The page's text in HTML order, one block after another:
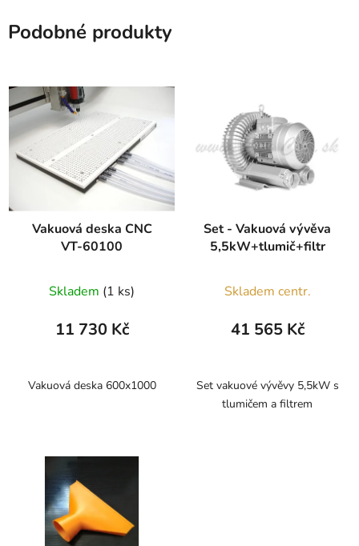
Podobné produkty
Vakuová deska CNC
VT-60100
Skladem (1 ks)
11 730 Kč
Vakuová deska 600x1000
Set - Vakuová vývěva
5,5kW+tlumič+filtr
Skladem centr.
41 565 Kč
Set vakuové vývěvy 5,5kW s
tlumičem a filtrem